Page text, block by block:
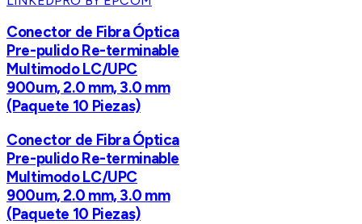
Conector de Fibra Óptica
Pre-pulido Re-terminable
Multimodo LC/UPC
900um, 2.0 mm, 3.0 mm
(Paquete 10 Piezas)
Conector de Fibra Óptica
Pre-pulido Re-terminable
Multimodo LC/UPC
900um, 2.0 mm, 3.0 mm
(Paquete 10 Piezas)